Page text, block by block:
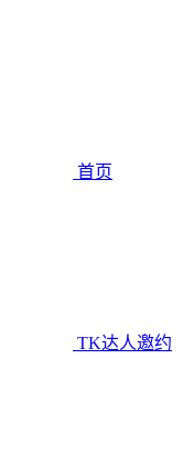
首页
TK达人邀约